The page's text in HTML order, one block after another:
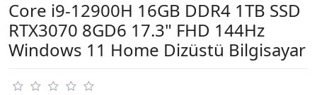
Core i9-12900H 16GB DDR4 1TB SSD
RTX3070 8GD6 17.3" FHD 144Hz
Windows 11 Home Dizüstü Bilgisayar